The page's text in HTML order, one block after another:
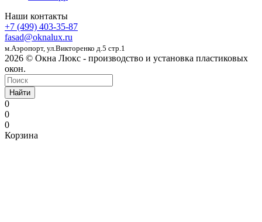
Наши контакты
+7 (499) 403-35-87
fasad@oknalux.ru
м.Аэропорт, ул.Викторенко д.5 стр.1
2026 © Окна Люкс - производство и установка пластиковых
окон.
Найти
0
0
0
Корзина